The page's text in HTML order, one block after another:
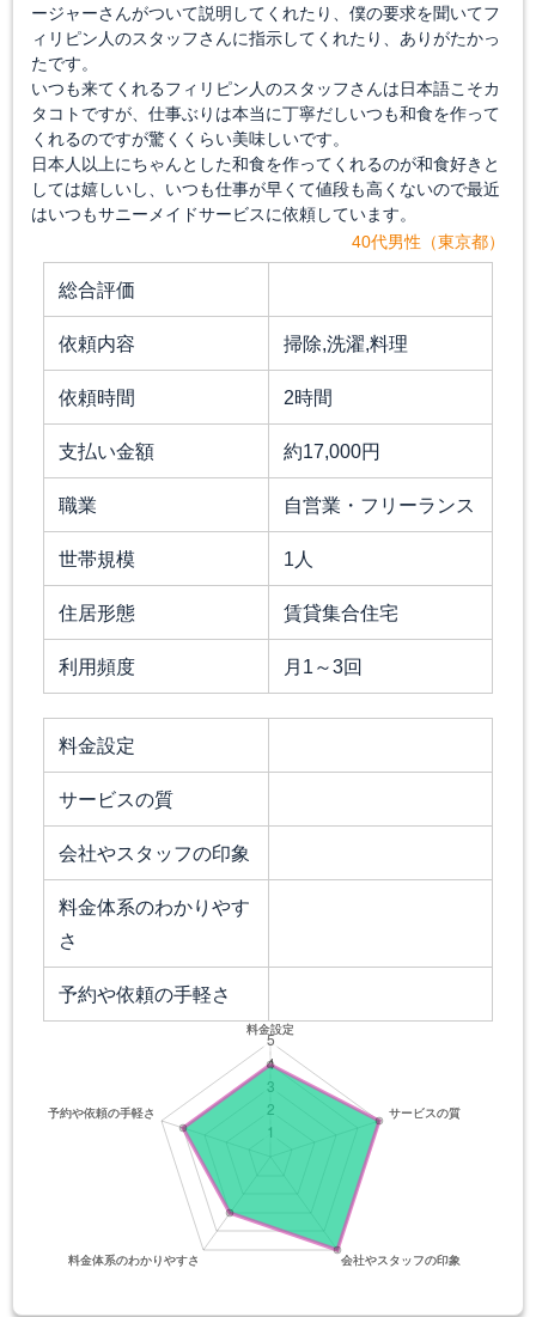
ージャーさんがついて説明してくれたり、僕の要求を聞いてフ
ィリピン人のスタッフさんに指示してくれたり、ありがたかっ
たです。
いつも来てくれるフィリピン人のスタッフさんは日本語こそカ
タコトですが、仕事ぶりは本当に丁寧だしいつも和食を作って
くれるのですが驚くくらい美味しいです。
日本人以上にちゃんとした和食を作ってくれるのが和食好きと
しては嬉しいし、いつも仕事が早くて値段も高くないので最近
はいつもサニーメイドサービスに依頼しています。
40代男性（東京都）
総合評価
依頼内容 掃除,洗濯,料理
依頼時間 2時間
支払い金額 約17,000円
職業 自営業・フリーランス
世帯規模 1人
住居形態 賃貸集合住宅
利用頻度 月1～3回
料金設定
サービスの質
会社やスタッフの印象
料金体系のわかりやす
さ
予約や依頼の手軽さ